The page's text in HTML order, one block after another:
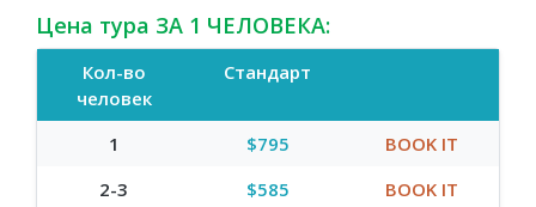
Цена тура ЗА 1 ЧЕЛОВЕКА:
Кол-во
человек
Стандарт
1 $795
BOOK IT
2-3
$585
BOOK IT